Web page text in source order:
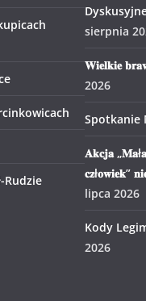
Rudzie
sierpnia
𝐖𝐢𝐞𝐥𝐤𝐢𝐞
2026
Spotkanie
𝐀𝐤𝐜𝐣𝐚
𝐜𝐳ł𝐨𝐰𝐢𝐞𝐤”
lipca 2026
Kody
2026